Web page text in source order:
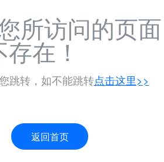
所访问的页面
存在！
跳转，如不能跳转点击这里>>
返回首页